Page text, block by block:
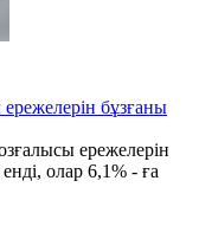
бұзғаны
ережелерін
олар 6,1% - ға